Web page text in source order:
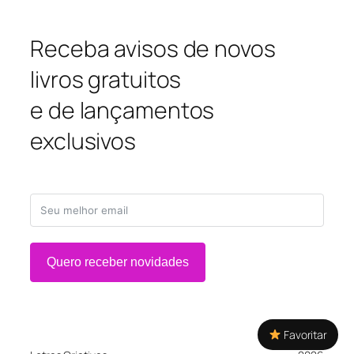
Receba avisos de novos
livros gratuitos
e de lançamentos
exclusivos
Quero receber novidades
Favoritar